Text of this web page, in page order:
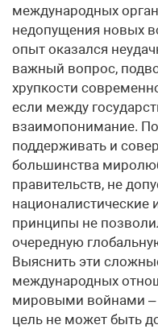
международных
недопущения новых
опыт оказался
важный вопрос,
хрупкости
если между
взаимопонимание.
поддерживать и
большинства
правительств, не
националистические
принципы не
очередную
Выяснить эти
международных
мировыми войнами –
цель не может быть